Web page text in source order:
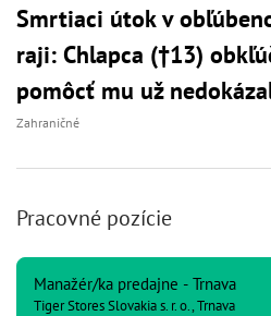
Smrtiaci útok v
raji: Chlapca (†13)
pomôcť mu už
Zahraničné
Pracovné pozície
Manažér/ka predajne - Trnava
Tiger Stores Slovakia s. r. o., Trnava